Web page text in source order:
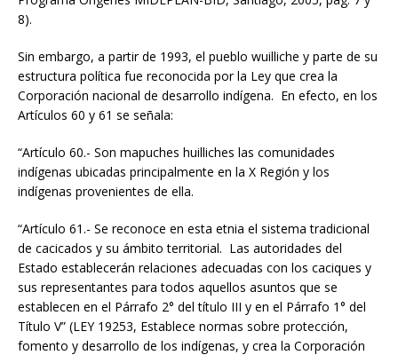
8).
Sin embargo, a partir de 1993, el pueblo wuilliche y parte de su
estructura política fue reconocida por la Ley que crea la
Corporación nacional de desarrollo indígena. En efecto, en los
Artículos 60 y 61 se señala:
“Artículo 60.- Son mapuches huilliches las comunidades
indígenas ubicadas principalmente en la X Región y los
indígenas provenientes de ella.
“Artículo 61.- Se reconoce en esta etnia el sistema tradicional
de cacicados y su ámbito territorial. Las autoridades del
Estado establecerán relaciones adecuadas con los caciques y
sus representantes para todos aquellos asuntos que se
establecen en el Párrafo 2° del título III y en el Párrafo 1° del
Título V” (LEY 19253, Establece normas sobre protección,
fomento y desarrollo de los indígenas, y crea la Corporación